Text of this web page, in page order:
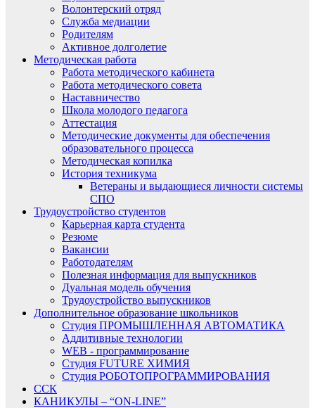
Волонтерский отряд
Служба медиации
Родителям
Активное долголетие
Методическая работа
Работа методического кабинета
Работа методического совета
Наставничество
Школа молодого педагога
Аттестация
Методические документы для обеспечения
образовательного процесса
Методическая копилка
История техникума
Ветераны и выдающиеся личности системы
СПО
Трудоустройство студентов
Карьерная карта студента
Резюме
Вакансии
Работодателям
Полезная информация для выпускников
Дуальная модель обучения
Трудоустройство выпускников
Дополнительное образование школьников
Студия ПРОМЫШЛЕННАЯ АВТОМАТИКА
Аддитивные технологии
WEB - программирование
Студия FUTURE ХИМИЯ
Студия РОБОТОПРОГРАММИРОВАНИЯ
ССК
КАНИКУЛЫ – “ON-LINE”